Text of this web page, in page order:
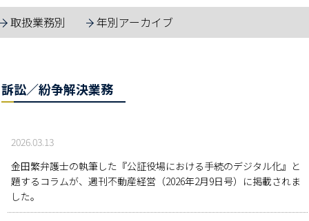
取扱業務別 年別アーカイブ
訴訟／紛争解決業務
2026.03.13
金田繁弁護士の執筆した『公証役場における手続のデジタル化』と
題するコラムが、週刊不動産経営（2026年2月9日号）に掲載されま
した。